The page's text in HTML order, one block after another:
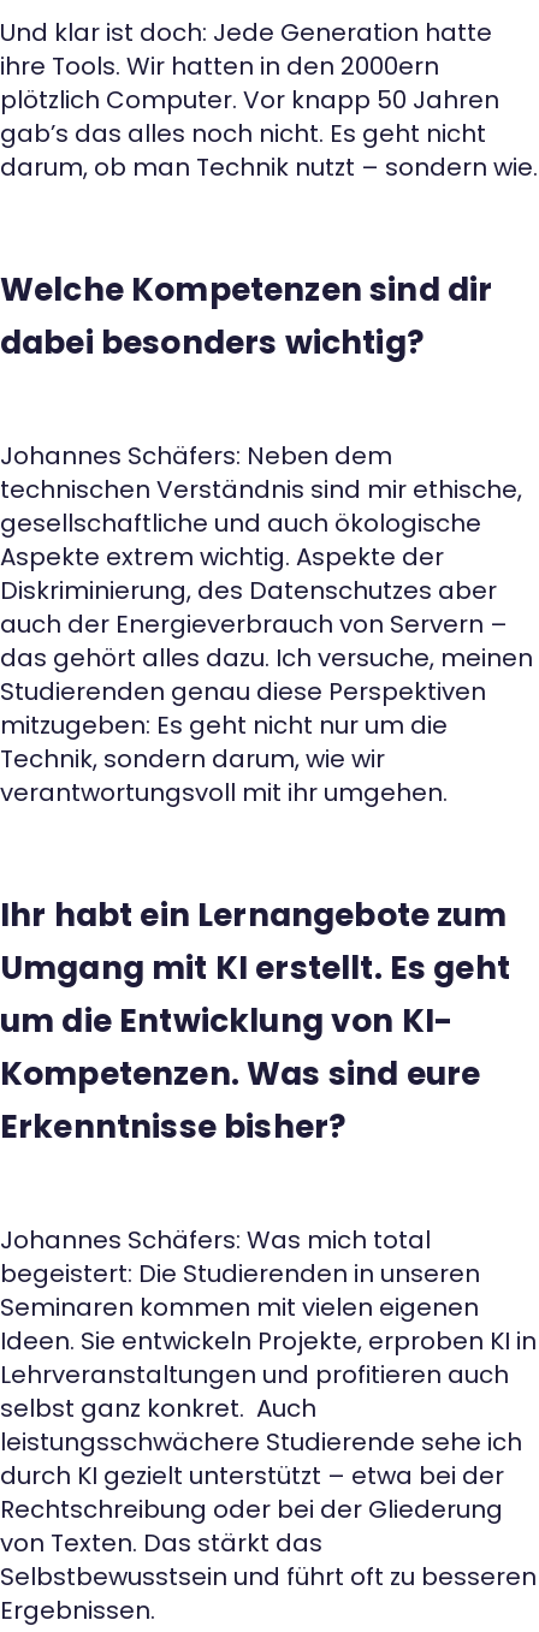
Und klar ist doch: Jede Generation hatte
ihre Tools. Wir hatten in den 2000ern
plötzlich Computer. Vor knapp 50 Jahren
gab’s das alles noch nicht. Es geht nicht
darum, ob man Technik nutzt – sondern wie.
Welche Kompetenzen sind dir
dabei besonders wichtig?
Johannes Schäfers: Neben dem
technischen Verständnis sind mir ethische,
gesellschaftliche und auch ökologische
Aspekte extrem wichtig. Aspekte der
Diskriminierung, des Datenschutzes aber
auch der Energieverbrauch von Servern –
das gehört alles dazu. Ich versuche, meinen
Studierenden genau diese Perspektiven
mitzugeben: Es geht nicht nur um die
Technik, sondern darum, wie wir
verantwortungsvoll mit ihr umgehen.
Ihr habt ein Lernangebote zum
Umgang mit KI erstellt. Es geht
um die Entwicklung von KI-
Kompetenzen. Was sind eure
Erkenntnisse bisher?
Johannes Schäfers: Was mich total
begeistert: Die Studierenden in unseren
Seminaren kommen mit vielen eigenen
Ideen. Sie entwickeln Projekte, erproben KI in
Lehrveranstaltungen und profitieren auch
selbst ganz konkret. Auch
leistungsschwächere Studierende sehe ich
durch KI gezielt unterstützt – etwa bei der
Rechtschreibung oder bei der Gliederung
von Texten. Das stärkt das
Selbstbewusstsein und führt oft zu besseren
Ergebnissen.